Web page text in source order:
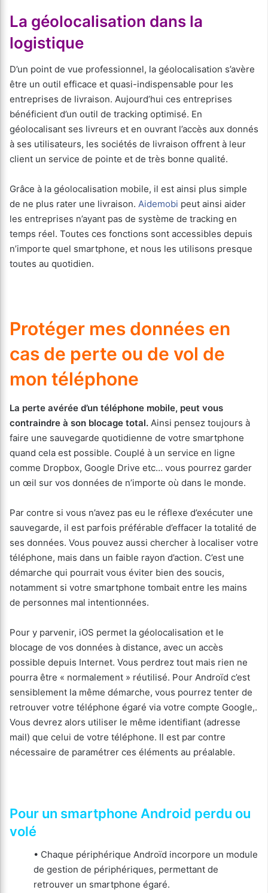
La géolocalisation dans la
logistique
D’un point de vue professionnel, la géolocalisation s’avère
être un outil efficace et quasi-indispensable pour les
entreprises de livraison. Aujourd’hui ces entreprises
bénéficient d’un outil de tracking optimisé. En
géolocalisant ses livreurs et en ouvrant l’accès aux donnés
à ses utilisateurs, les sociétés de livraison offrent à leur
client un service de pointe et de très bonne qualité.
Grâce à la géolocalisation mobile, il est ainsi plus simple
de ne plus rater une livraison. Aidemobi peut ainsi aider
les entreprises n’ayant pas de système de tracking en
temps réel. Toutes ces fonctions sont accessibles depuis
n’importe quel smartphone, et nous les utilisons presque
toutes au quotidien.
Protéger mes données en
cas de perte ou de vol de
mon téléphone
La perte avérée d’un téléphone mobile, peut vous
contraindre à son blocage total. Ainsi pensez toujours à
faire une sauvegarde quotidienne de votre smartphone
quand cela est possible. Couplé à un service en ligne
comme Dropbox, Google Drive etc… vous pourrez garder
un œil sur vos données de n’importe où dans le monde.
Par contre si vous n’avez pas eu le réflexe d’exécuter une
sauvegarde, il est parfois préférable d’effacer la totalité de
ses données. Vous pouvez aussi chercher à localiser votre
téléphone, mais dans un faible rayon d’action. C’est une
démarche qui pourrait vous éviter bien des soucis,
notamment si votre smartphone tombait entre les mains
de personnes mal intentionnées.
Pour y parvenir, iOS permet la géolocalisation et le
blocage de vos données à distance, avec un accès
possible depuis Internet. Vous perdrez tout mais rien ne
pourra être « normalement » réutilisé. Pour Androïd c’est
sensiblement la même démarche, vous pourrez tenter de
retrouver votre téléphone égaré via votre compte Google,.
Vous devrez alors utiliser le même identifiant (adresse
mail) que celui de votre téléphone. Il est par contre
nécessaire de paramétrer ces éléments au préalable.
Pour un smartphone Android perdu ou
volé
• Chaque périphérique Androïd incorpore un module
de gestion de périphériques, permettant de
retrouver un smartphone égaré.